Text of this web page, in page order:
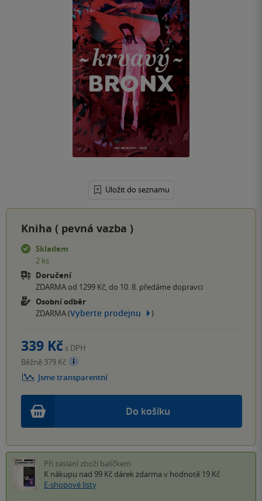
Uložit do seznamu
Kniha ( pevná vazba )
Skladem
2 ks
Doručení
ZDARMA od 1299 Kč, do 10. 8. předáme dopravci
Osobní odběr
ZDARMA (Vyberte prodejnu )
Do košíku
339 Kč s DPH
Běžně 379 Kč
Jsme transparentní
Při zaslání zboží balíčkem
K nákupu nad 99 Kč dárek zdarma v hodnotě 19 Kč
E-shopové listy